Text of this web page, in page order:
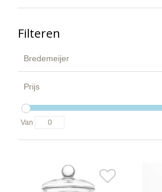
Filteren
Bredemeijer
Prijs
Van